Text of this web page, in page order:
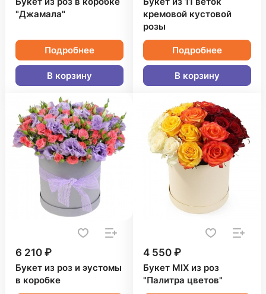
"Джамала"
Подробнее
В корзину
кремовой кустовой
розы
Подробнее
В корзину
6 210 ₽
Букет из роз и эустомы
в коробке
4 550 ₽
Букет MIX из роз
"Палитра цветов"